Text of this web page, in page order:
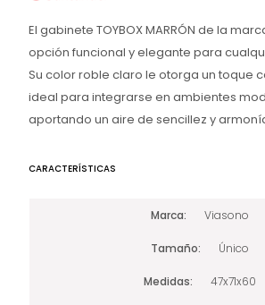
El gabinete TOYBOX MARRÓN de la
opción funcional y elegante para
Su color roble claro le otorga un toque
ideal para integrarse en ambientes
aportando un aire de sencillez y
CARACTERÍSTICAS
Marca Viasono
Tamaño Único
Medidas 47x71x60